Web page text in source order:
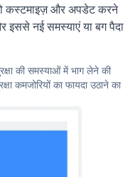
कस्टमाइज़ और अपडेट करने
नई समस्याएं या बग पैदा
की समस्याओं में भाग लेने की
कमजोरियों का फायदा उठाने का